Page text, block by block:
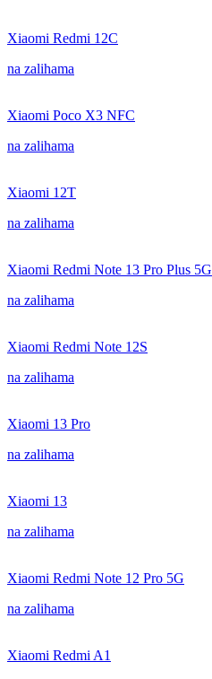
Xiaomi Redmi 12C
na zalihama
Xiaomi Poco X3 NFC
na zalihama
Xiaomi 12T
na zalihama
Xiaomi Redmi Note 13 Pro Plus 5G
na zalihama
Xiaomi Redmi Note 12S
na zalihama
Xiaomi 13 Pro
na zalihama
Xiaomi 13
na zalihama
Xiaomi Redmi Note 12 Pro 5G
na zalihama
Xiaomi Redmi A1